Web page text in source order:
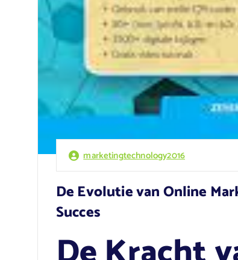
marketingtechnology2016
De Evolutie van Online
Succes